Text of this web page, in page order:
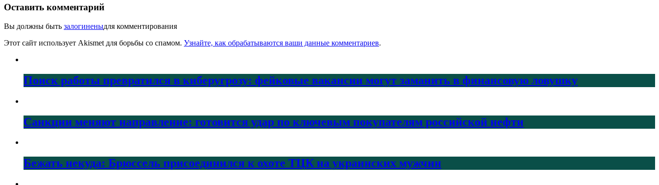
Оставить комментарий
Вы должны быть залогиненыдля комментирования
Этот сайт использует Akismet для борьбы со спамом. Узнайте, как обрабатываются ваши данные комментариев.
Поиск работы превратился в киберугрозу: фейковые вакансии могут заманить в финансовую ловушку
Санкции меняют направление: готовится удар по ключевым покупателям российской нефти
Бежать некуда: Брюссель присоединился к охоте ТЦК на украинских мужчин